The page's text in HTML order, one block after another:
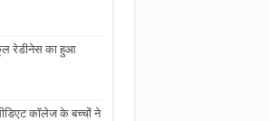
रेडीनेस का हुआ
कॉलेज के बच्चों ने